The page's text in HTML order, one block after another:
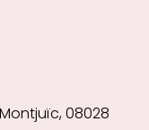
08028